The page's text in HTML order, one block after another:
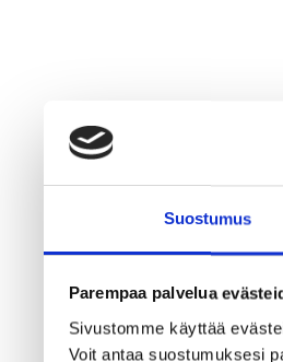
Suostumus
Parempaa palvelua
Sivustomme käyttää
Voit antaa suostumuksesi